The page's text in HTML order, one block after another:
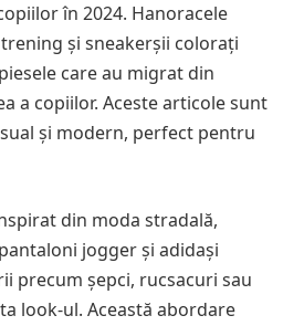
în 2024. Hanoracele
și sneakerșii colorați
care au migrat din
a copiilor. Aceste articole sunt
și modern, perfect pentru
din moda stradală,
jogger și adidași
precum șepci, rucsacuri sau
look-ul. Această abordare